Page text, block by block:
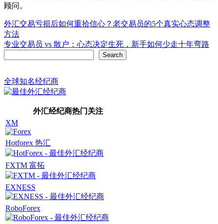
顾问。
Post
navigation
外汇交易亏损后如何重拾信心？老交易员的5个真实心态调整
方法
专业交易员 vs 散户：心态决定生死，新手如何少走十年弯路
Search
全球知名经纪商
外汇经纪商热门关注
XM
Hotforex 热汇
FXTM 富拓
EXNESS
RoboForex